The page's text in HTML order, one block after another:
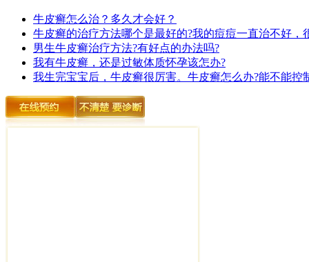
牛皮癣怎么治？多久才会好？
牛皮癣的治疗方法哪个是最好的?我的痘痘一直治不好，
男生牛皮癣治疗方法?有好点的办法吗?
我有牛皮癣，还是过敏体质怀孕该怎办?
我生完宝宝后，牛皮癣很厉害。牛皮癣怎么办?能不能控